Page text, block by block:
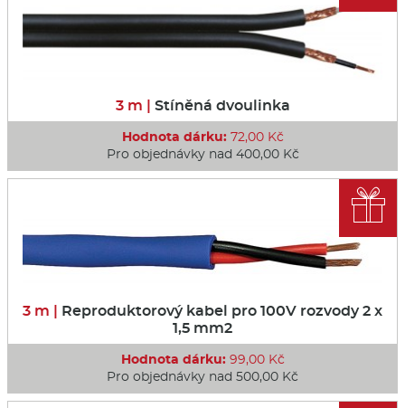
3 m | Stíněná dvoulinka
Hodnota dárku:72,00 Kč
Pro objednávky nad 400,00 Kč
3 m | Reproduktorový kabel pro 100V rozvody 2 x
1,5 mm2
Hodnota dárku:99,00 Kč
Pro objednávky nad 500,00 Kč
